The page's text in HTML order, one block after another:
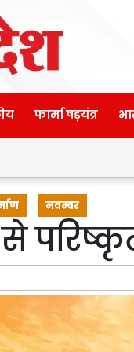
फार्मा षड़यंत्र
नवम्बर